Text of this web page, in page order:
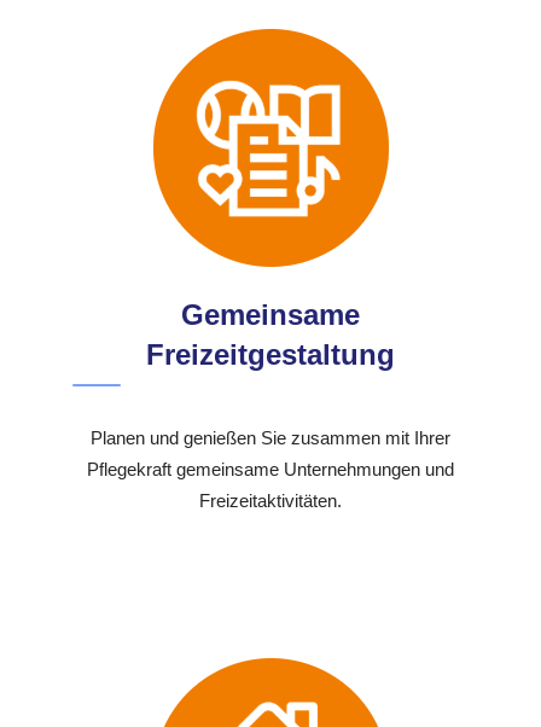
Gemeinsame
Freizeitgestaltung
Planen und genießen Sie zusammen mit Ihrer
Pflegekraft gemeinsame Unternehmungen und
Freizeitaktivitäten.